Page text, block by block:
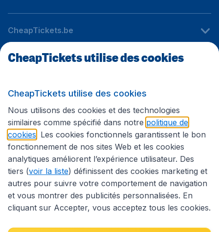
CheapTickets.be
Sites internationaux
Suivez CheapTickets.be
Déclaration d’accessibilité
Conditions générales
CheapTickets utilise des cookies
CheapTickets utilise des cookies
Nous utilisons des cookies et des technologies
similaires comme spécifié dans notre politique de
cookies . Les cookies fonctionnels garantissent le bon
fonctionnement de nos sites Web et les cookies
analytiques améliorent l’expérience utilisateur. Des
tiers (voir la liste) définissent des cookies marketing et
autres pour suivre votre comportement de navigation
et vous montrer des publicités personnalisées. En
cliquant sur Accepter, vous acceptez tous les cookies.